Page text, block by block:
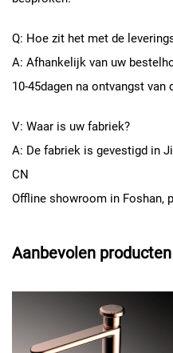
Q: Hoe zit het met de
A: Afhankelijk van uw
10-45dagen na ontvangst van
V: Waar is uw fabriek?
A: De fabriek is gevestigd in
CN
Offline showroom in Foshan,
Aanbevolen producten